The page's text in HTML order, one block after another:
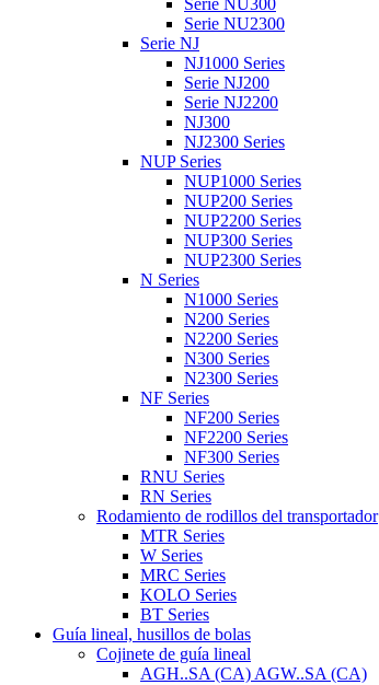
Serie NU300
Serie NU2300
Serie NJ
NJ1000 Series
Serie NJ200
Serie NJ2200
NJ300
NJ2300 Series
NUP Series
NUP1000 Series
NUP200 Series
NUP2200 Series
NUP300 Series
NUP2300 Series
N Series
N1000 Series
N200 Series
N2200 Series
N300 Series
N2300 Series
NF Series
NF200 Series
NF2200 Series
NF300 Series
RNU Series
RN Series
Rodamiento de rodillos del transportador
MTR Series
W Series
MRC Series
KOLO Series
BT Series
Guía lineal, husillos de bolas
Cojinete de guía lineal
AGH..SA (CA) AGW..SA (CA)